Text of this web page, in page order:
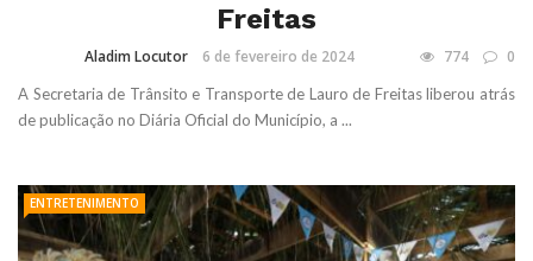
Freitas
Aladim Locutor 6 de fevereiro de 2024 774 0
A Secretaria de Trânsito e Transporte de Lauro de Freitas liberou atrás
de publicação no Diária Oficial do Município, a ...
ENTRETENIMENTO